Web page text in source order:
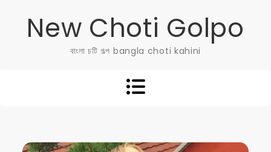
New Choti Golpo
বাংলা চটি গল্প bangla choti kahini